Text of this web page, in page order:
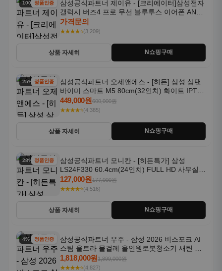
100% 할인
정품인증
삼성공식파트너 제이유 - [크리에이터]삼성전자
갤럭시 버즈4 프로 무선 블루투스 이어폰 ANC
SM-R640N
가격문의
★★★★⭐(3,209)
상품 자세히 N쇼핑구매
25% 할인정품인증
삼성공식파트너 오제앤에스 - [히든] 삼성 삼탠
바이미 스마트 M5 80cm(32인치) 화이트 IPTV
OTT 패키지
449,000원600,000원
★★★★⭐(4,385)
상품 자세히 N쇼핑구매
28% 할인정품인증
삼성공식파트너 모니칸 - [히든특가] 삼성
LS24F330 60.4cm(24인치) FULL HD 사무실/
컴퓨터 모니터
127,000원177,000원
★★★★⭐(4,516)
상품 자세히 N쇼핑구매
4% 할인정품인증
삼성공식파트너 우주 - 삼성 2026 비스포크 AI
스팀 울트라 물걸레 올인원로봇청소기 새틴 그
레이지 AAG
1,818,000원1,899,000원
★★★★⭐(4,827)